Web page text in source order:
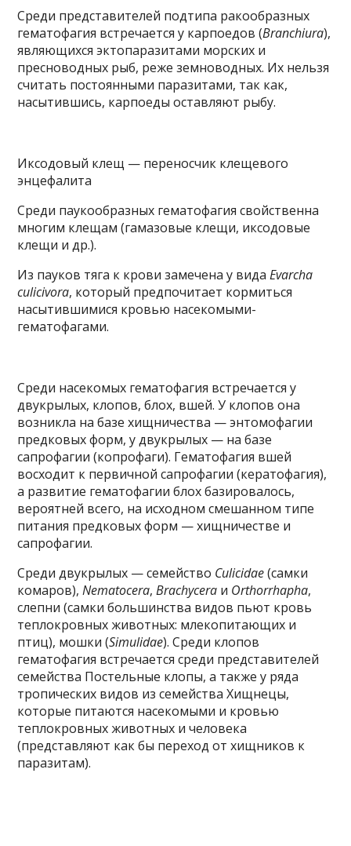
Среди представителей подтипа ракообразных
гематофагия встречается у карпоедов (Branchiura),
являющихся эктопаразитами морских и
пресноводных рыб, реже земноводных. Их нельзя
считать постоянными паразитами, так как,
насытившись, карпоеды оставляют рыбу.
Иксодовый клещ — переносчик клещевого
энцефалита
Среди паукообразных гематофагия свойственна
многим клещам (гамазовые клещи, иксодовые
клещи и др.).
Из пауков тяга к крови замечена у видаEvarcha
culicivora, который предпочитает кормиться
насытившимися кровью насекомыми-
гематофагами.
Среди насекомых гематофагия встречается у
двукрылых, клопов, блох, вшей. У клопов она
возникла на базе хищничества — энтомофагии
предковых форм, у двукрылых — на базе
сапрофагии (копрофаги). Гематофагия вшей
восходит к первичной сапрофагии (кератофагия),
а развитие гематофагии блох базировалось,
вероятней всего, на исходном смешанном типе
питания предковых форм — хищничестве и
сапрофагии.
Среди двукрылых — семейство Culicidae(самки
комаров),Nematocera,Brachycera и Orthorrhapha,
слепни (самки большинства видов пьют кровь
теплокровных животных: млекопитающих и
птиц), мошки (Simulidae). Среди клопов
гематофагия встречается среди представителей
семейства Постельные клопы, а также у ряда
тропических видов из семейства Хищнецы,
которые питаются насекомыми и кровью
теплокровных животных и человека
(представляют как бы переход от хищников к
паразитам).